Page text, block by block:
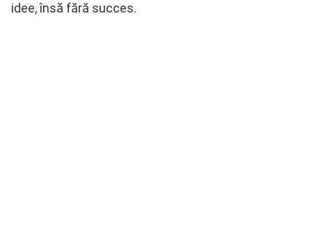
idee, însă fără succes.